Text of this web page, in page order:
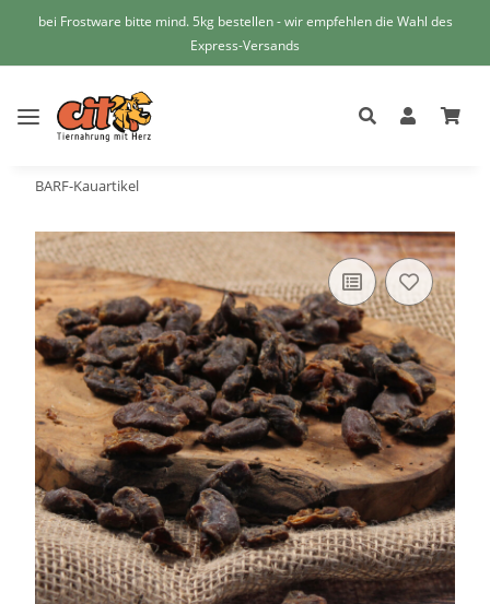
bei Frostware bitte mind. 5kg bestellen - wir empfehlen die Wahl des
Express-Versands
BARF-Kauartikel